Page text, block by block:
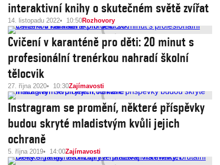
interaktivní knihy o skutečném světě zvířat
14. listopadu 2022 10:50Rozhovory
Cvičení v karanténě pro děti: 20 minut s
profesionální trenérkou nahradí školní
tělocvik
27. října 2020 10:30Zajímavosti
Instragram se promění, některé příspěvky
budou skryté mladistvým kvůli jejich
ochraně
5. října 2019 14:00Zajímavosti